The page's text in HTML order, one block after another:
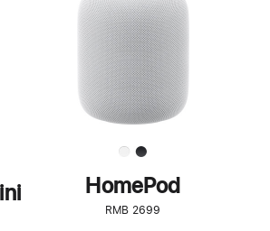
了
解
HomePod<
HomePod
RMB 2699